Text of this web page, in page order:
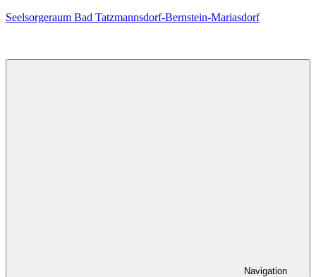
Zum
Seelsorgeraum Bad Tatzmannsdorf-Bernstein-Mariasdorf
Navigation